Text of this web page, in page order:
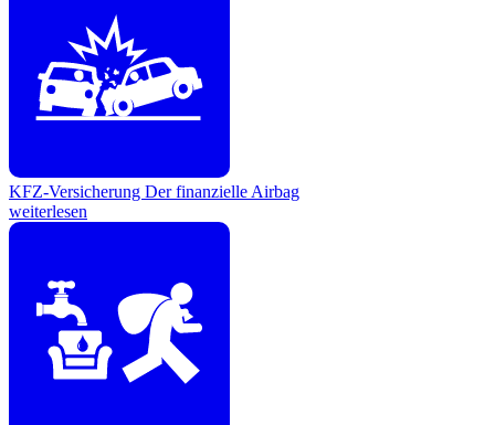
KFZ-Versicherung Der finanzielle Airbag
weiterlesen